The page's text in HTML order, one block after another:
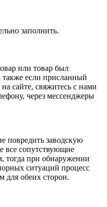
заполнить.
или товар был
также если присланный
сайте, свяжитесь с нами
через мессенджеры
повредить заводскую
все сопутствующие
тогда при обнаружении
ситуаций процесс
для обеих сторон.